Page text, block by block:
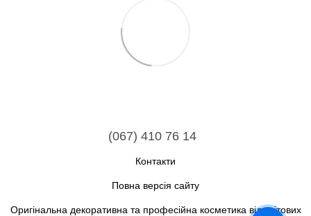
(067) 410 76 14
Контакти
Повна версія сайту
Оригінальна декоративна та професійна косметика від світових